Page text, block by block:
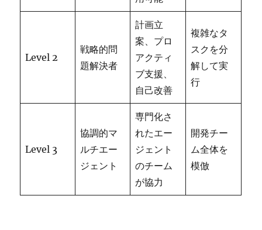
Level 2
戦略的問
題解決者
計画立
案、プロ
アクティ
ブ支援、
自己改善
複雑なタ
スクを分
解して実
行
Level 3
協調的マ
ルチエー
ジェント
専門化さ
れたエー
ジェント
のチーム
が協力
開発チー
ム全体を
模倣